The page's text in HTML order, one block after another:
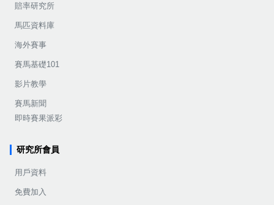
賠率研究所
馬匹資料庫
海外賽事
賽馬基礎101
影片教學
賽馬新聞
即時賽果派彩
研究所會員
用戶資料
免費加入